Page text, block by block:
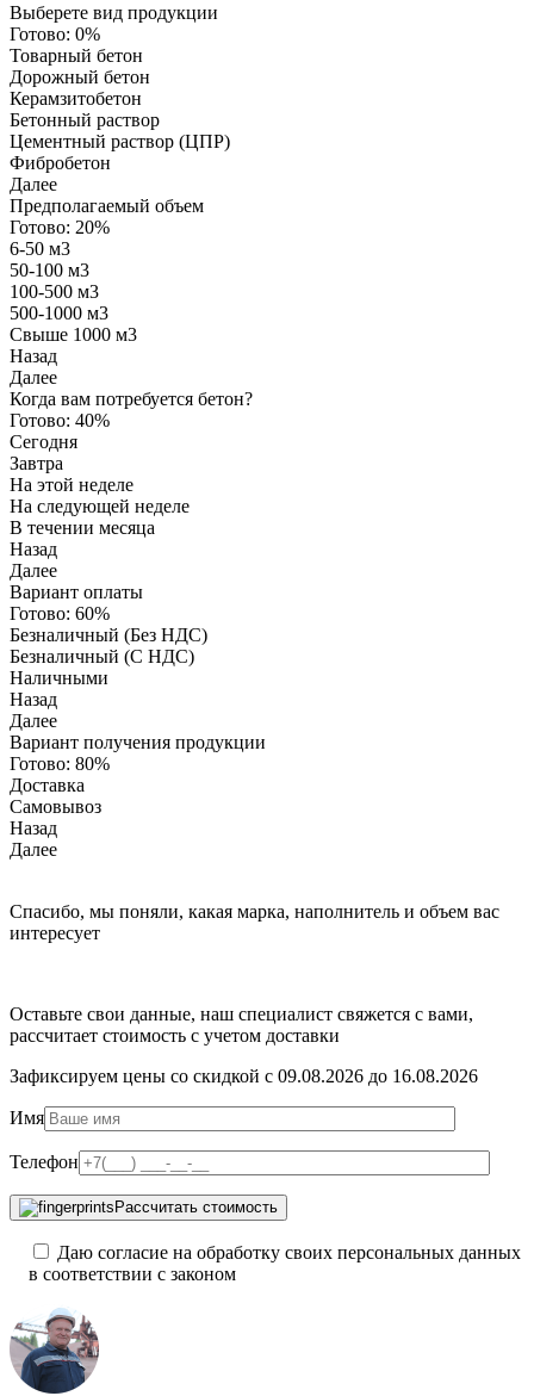
Выберете вид продукции
Готово: 0%
Товарный бетон
Дорожный бетон
Керамзитобетон
Бетонный раствор
Цементный раствор (ЦПР)
Фибробетон
Далее
Предполагаемый объем
Готово: 20%
6-50 м3
50-100 м3
100-500 м3
500-1000 м3
Свыше 1000 м3
Назад
Далее
Когда вам потребуется бетон?
Готово: 40%
Сегодня
Завтра
На этой неделе
На следующей неделе
В течении месяца
Назад
Далее
Вариант оплаты
Готово: 60%
Безналичный (Без НДС)
Безналичный (С НДС)
Наличными
Назад
Далее
Вариант получения продукции
Готово: 80%
Доставка
Самовывоз
Назад
Далее
Спасибо, мы поняли, какая марка, наполнитель и объем вас
интересует
Оставьте свои данные, наш специалист свяжется с вами,
рассчитает стоимость с учетом доставки
Зафиксируем цены со скидкой с 09.08.2026 до 16.08.2026
Имя
Телефон
Рассчитать стоимость
Даю согласие на обработку своих персональных данных
в соответствии с законом